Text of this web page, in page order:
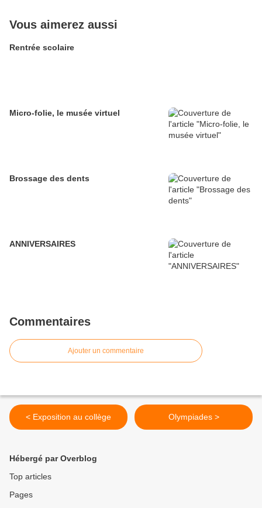
Vous aimerez aussi
Rentrée scolaire
Micro-folie, le musée virtuel
Brossage des dents
ANNIVERSAIRES
Commentaires
Ajouter un commentaire
< Exposition au collège Olympiades >
Hébergé par Overblog
Top articles
Pages